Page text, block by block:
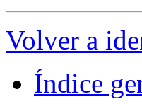
Volver a
Índice